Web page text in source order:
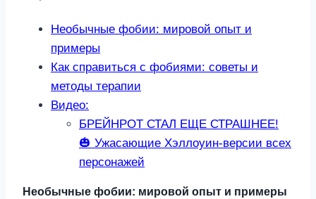
Необычные фобии: мировой опыт и
примеры
Как справиться с фобиями: советы и
методы терапии
Видео:
БРЕЙНРОТ СТАЛ ЕЩЕ СТРАШНЕЕ!
🎃 Ужасающие Хэллоуин-версии всех
персонажей
Необычные фобии: мировой опыт и примеры